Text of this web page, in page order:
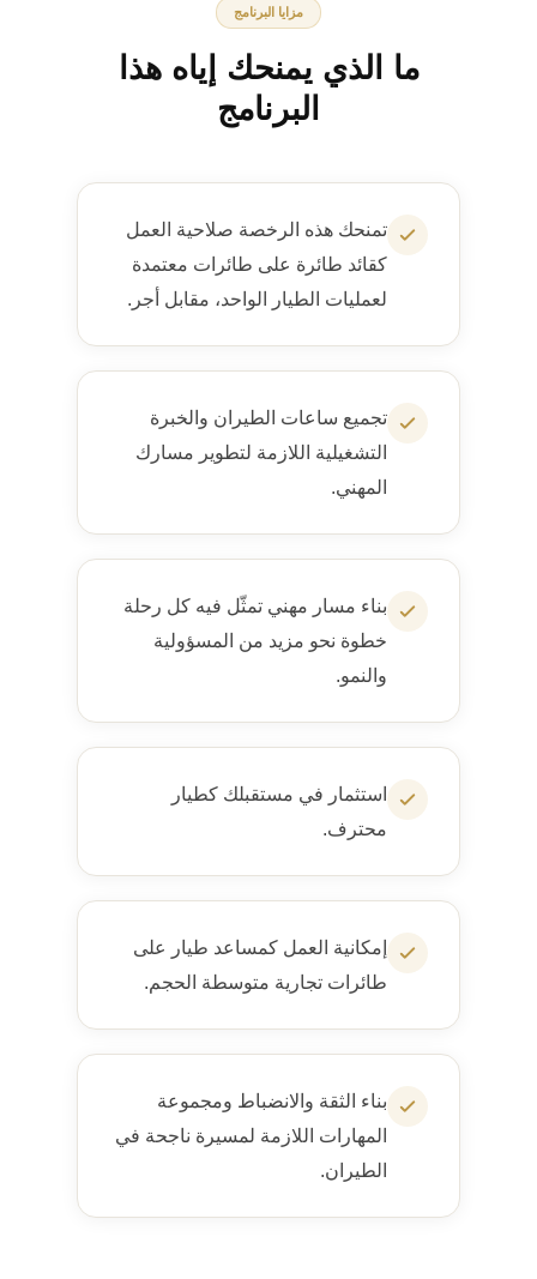
مزايا البرنامج
ما الذي يمنحك إياه هذا
البرنامج
تمنحك هذه الرخصة صلاحية العمل
كقائد طائرة على طائرات معتمدة
لعمليات الطيار الواحد، مقابل أجر.
تجميع ساعات الطيران والخبرة
التشغيلية اللازمة لتطوير مسارك
المهني.
بناء مسار مهني تمثّل فيه كل رحلة
خطوة نحو مزيد من المسؤولية
والنمو.
استثمار في مستقبلك كطيار
محترف.
إمكانية العمل كمساعد طيار على
طائرات تجارية متوسطة الحجم.
بناء الثقة والانضباط ومجموعة
المهارات اللازمة لمسيرة ناجحة في
الطيران.